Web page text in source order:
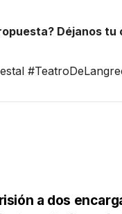
Déjanos tu
a dos